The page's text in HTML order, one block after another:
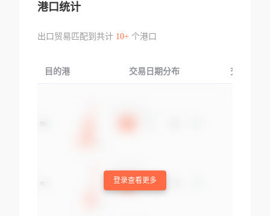
港口统计
出口贸易匹配到共计 10+个港口
目的港 交易日期分布 交易产品
登录查看更多